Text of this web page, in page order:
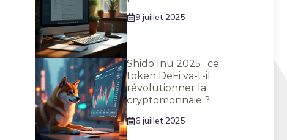
9 juillet 2025
Shido Inu 2025 : ce
token DeFi va-t-il
révolutionner la
cryptomonnaie ?
6 juillet 2025